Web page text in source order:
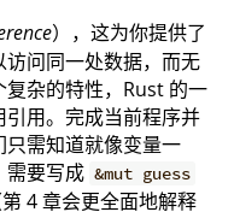
），这为你提供了
问同一处数据，而无
杂的特性，Rust 的一
用。完成当前程序并
需知道就像变量一
需要写成 &mut guess
4 章会更全面地解释